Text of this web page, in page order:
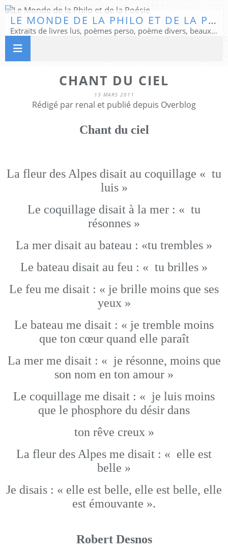
LE MONDE DE LA PHILO ET DE LA POÉSIE
Extraits de livres lus, poèmes perso, poème divers, beaux textes...
CHANT DU CIEL
13 MARS 2011
Rédigé par renal et publié depuis Overblog
Chant du ciel
La fleur des Alpes disait au coquillage « tu
luis »
Le coquillage disait à la mer : « tu
résonnes »
La mer disait au bateau : «tu trembles »
Le bateau disait au feu : « tu brilles »
Le feu me disait : « je brille moins que ses
yeux »
Le bateau me disait : « je tremble moins
que ton cœur quand elle paraît
La mer me disait : « je résonne, moins que
son nom en ton amour »
Le coquillage me disait : « je luis moins
que le phosphore du désir dans
ton rêve creux »
La fleur des Alpes me disait : « elle est
belle »
Je disais : « elle est belle, elle est belle, elle
est émouvante ».
Robert Desnos